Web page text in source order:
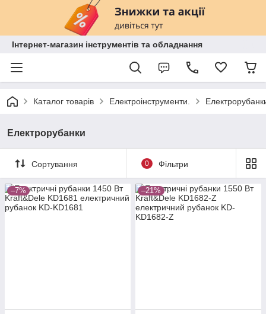
Інтернет-магазин інструментів та обладнання
Каталог товарів Електроінструменти.
Електрорубанки
Сортування 0 Фільтри
–7% –21%